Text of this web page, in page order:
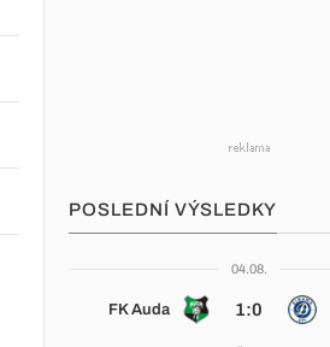
POSLEDNÍ VÝSLEDKY
04.08.
FK Auda 1:0